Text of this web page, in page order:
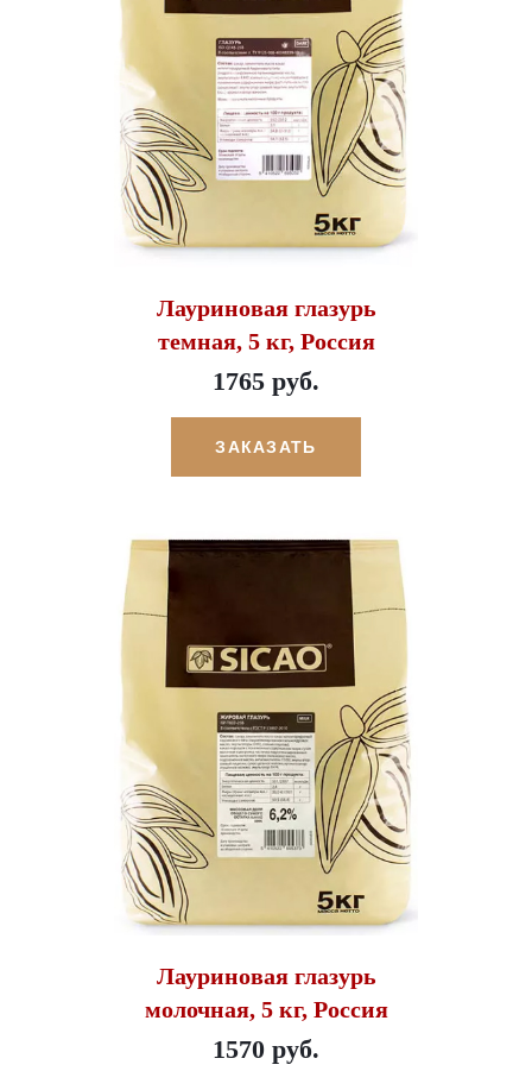
Лауриновая глазурь
темная, 5 кг, Россия
1765 руб.
ЗАКАЗАТЬ
Лауриновая глазурь
молочная, 5 кг, Россия
1570 руб.